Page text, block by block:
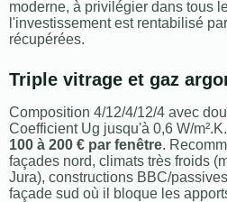
moderne, à privilégier dans tous
l'investissement est rentabilisé
récupérées.
Triple vitrage et gaz
Composition 4/12/4/12/4 avec
Coefficient Ug jusqu'à 0,6 W/m².K.
100 à 200 € par fenêtre.
façades nord, climats très froids
Jura), constructions BBC/
façade sud où il bloque les